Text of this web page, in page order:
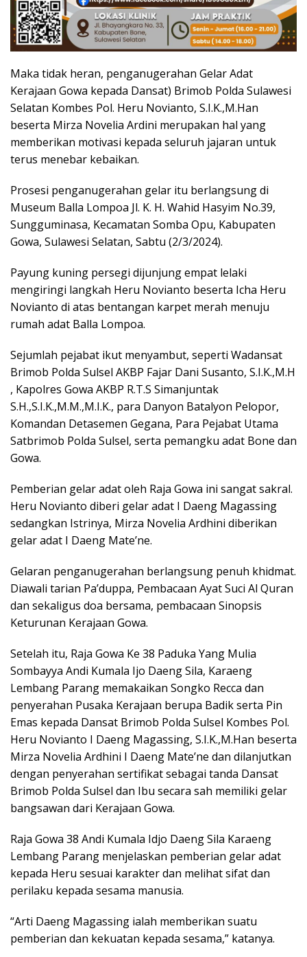
Maka tidak heran, penganugerahan Gelar Adat
Kerajaan Gowa kepada Dansat) Brimob Polda Sulawesi
Selatan Kombes Pol. Heru Novianto, S.I.K.,M.Han
beserta Mirza Novelia Ardini merupakan hal yang
memberikan motivasi kepada seluruh jajaran untuk
terus menebar kebaikan.
Prosesi penganugerahan gelar itu berlangsung di
Museum Balla Lompoa Jl. K. H. Wahid Hasyim No.39,
Sungguminasa, Kecamatan Somba Opu, Kabupaten
Gowa, Sulawesi Selatan, Sabtu (2/3/2024).
Payung kuning persegi dijunjung empat lelaki
mengiringi langkah Heru Novianto beserta Icha Heru
Novianto di atas bentangan karpet merah menuju
rumah adat Balla Lompoa.
Sejumlah pejabat ikut menyambut, seperti Wadansat
Brimob Polda Sulsel AKBP Fajar Dani Susanto, S.I.K.,M.H
, Kapolres Gowa AKBP R.T.S Simanjuntak
S.H.,S.I.K.,M.M.,M.I.K., para Danyon Batalyon Pelopor,
Komandan Detasemen Gegana, Para Pejabat Utama
Satbrimob Polda Sulsel, serta pemangku adat Bone dan
Gowa.
Pemberian gelar adat oleh Raja Gowa ini sangat sakral.
Heru Novianto diberi gelar adat I Daeng Magassing
sedangkan Istrinya, Mirza Novelia Ardhini diberikan
gelar adat I Daeng Mate’ne.
Gelaran penganugerahan berlangsung penuh khidmat.
Diawali tarian Pa’duppa, Pembacaan Ayat Suci Al Quran
dan sekaligus doa bersama, pembacaan Sinopsis
Keturunan Kerajaan Gowa.
Setelah itu, Raja Gowa Ke 38 Paduka Yang Mulia
Sombayya Andi Kumala Ijo Daeng Sila, Karaeng
Lembang Parang memakaikan Songko Recca dan
penyerahan Pusaka Kerajaan berupa Badik serta Pin
Emas kepada Dansat Brimob Polda Sulsel Kombes Pol.
Heru Novianto I Daeng Magassing, S.I.K.,M.Han beserta
Mirza Novelia Ardhini I Daeng Mate’ne dan dilanjutkan
dengan penyerahan sertifikat sebagai tanda Dansat
Brimob Polda Sulsel dan Ibu secara sah memiliki gelar
bangsawan dari Kerajaan Gowa.
Raja Gowa 38 Andi Kumala Idjo Daeng Sila Karaeng
Lembang Parang menjelaskan pemberian gelar adat
kepada Heru sesuai karakter dan melihat sifat dan
perilaku kepada sesama manusia.
“Arti Daeng Magassing ialah memberikan suatu
pemberian dan kekuatan kepada sesama,” katanya.